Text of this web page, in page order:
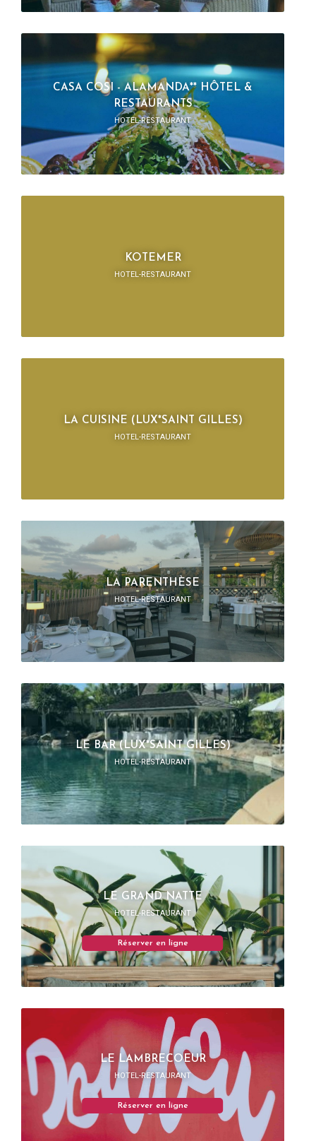
CASA COSI - ALAMANDA** HÔTEL &
RESTAURANTS
HOTEL-RESTAURANT
KOTEMER
HOTEL-RESTAURANT
LA CUISINE (LUX*SAINT GILLES)
HOTEL-RESTAURANT
LA PARENTHÈSE
HOTEL-RESTAURANT
LE BAR (LUX*SAINT GILLES)
HOTEL-RESTAURANT
LE GRAND NATTE
HOTEL-RESTAURANT
Réserver en ligne
LE LAMBRECOEUR
HOTEL-RESTAURANT
Réserver en ligne